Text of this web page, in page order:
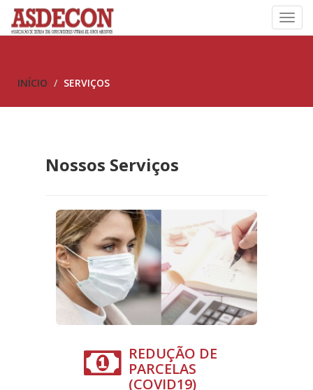
INÍCIO SERVIÇOS
Nossos Serviços
REDUÇÃO DE
PARCELAS
(COVID19)